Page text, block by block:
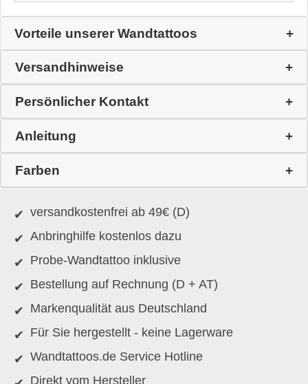
Vorteile unserer Wandtattoos
Versandhinweise
Persönlicher Kontakt
Anleitung
Farben
versandkostenfrei ab 49€ (D)
Anbringhilfe kostenlos dazu
Probe-Wandtattoo inklusive
Bestellung auf Rechnung (D + AT)
Markenqualität aus Deutschland
Für Sie hergestellt - keine Lagerware
Wandtattoos.de Service Hotline
Direkt vom Hersteller